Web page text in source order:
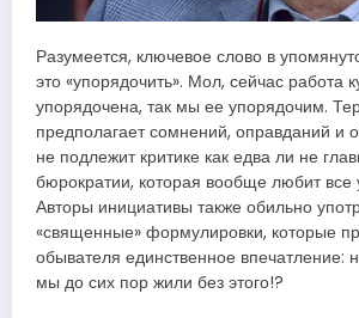
Разумеется, ключевое слово в
это «упорядочить». Мол, сейчас работа
упорядочена, так мы ее упорядочим.
предполагает сомнений, оправданий и
не подлежит критике как едва ли не
бюрократии, которая вообще любит все
Авторы инициативы также обильно
«священные» формулировки, которые
обывателя единственное впечатление:
мы до сих пор жили без этого!?